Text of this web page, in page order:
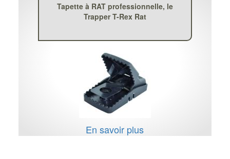
Tapette à RAT professionnelle, le
Trapper T-Rex Rat
En savoir plus